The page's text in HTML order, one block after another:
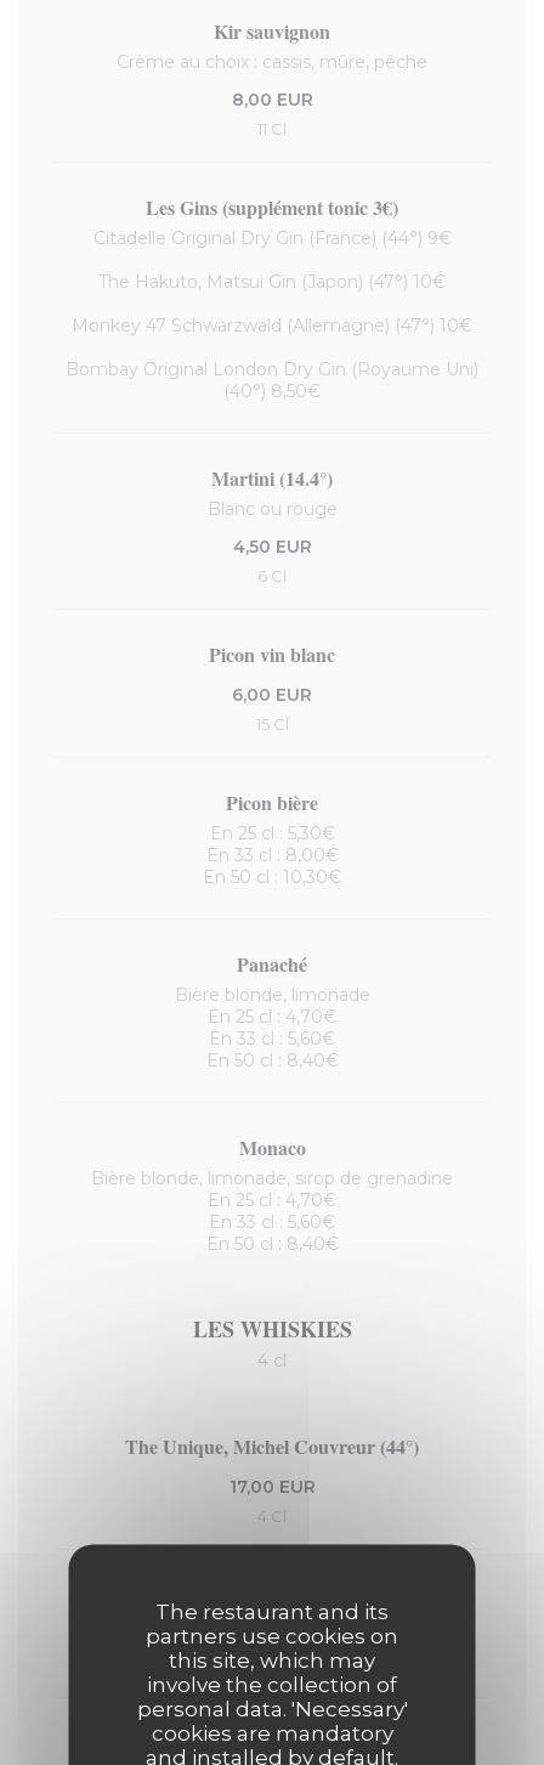
The restaurant and its
partners use cookies on
this site, which may
involve the collection of
personal data. 'Necessary'
cookies are mandatory
and installed by default.
Kir sauvignon
Crème au choix : cassis, mûre, pêche
8,00 EUR
11 Cl
Les Gins (supplément tonic 3€)
Citadelle Original Dry Gin (France) (44°) 9€
The Hakuto, Matsui Gin (Japon) (47°) 10€
Monkey 47 Schwarzwald (Allemagne) (47°) 10€
Bombay Original London Dry Gin (Royaume Uni)
(40°) 8,50€
Martini (14.4°)
Blanc ou rouge
4,50 EUR
6 Cl
Picon vin blanc
6,00 EUR
15 Cl
Picon bière
En 25 cl : 5,30€
En 33 cl : 8,00€
En 50 cl : 10,30€
Panaché
Bière blonde, limonade
En 25 cl : 4,70€
En 33 cl : 5,60€
En 50 cl : 8,40€
Monaco
Bière blonde, limonade, sirop de grenadine
En 25 cl : 4,70€
En 33 cl : 5,60€
En 50 cl : 8,40€
LES WHISKIES
4 cl
The Unique, Michel Couvreur (44°)
17,00 EUR
4 Cl
11,00 EUR
4 Cl
Cardhu, Amber Rock, Écosse (40°)